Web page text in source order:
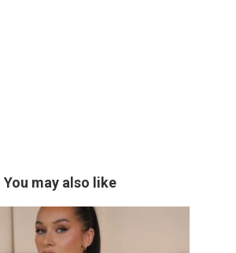
You may also like